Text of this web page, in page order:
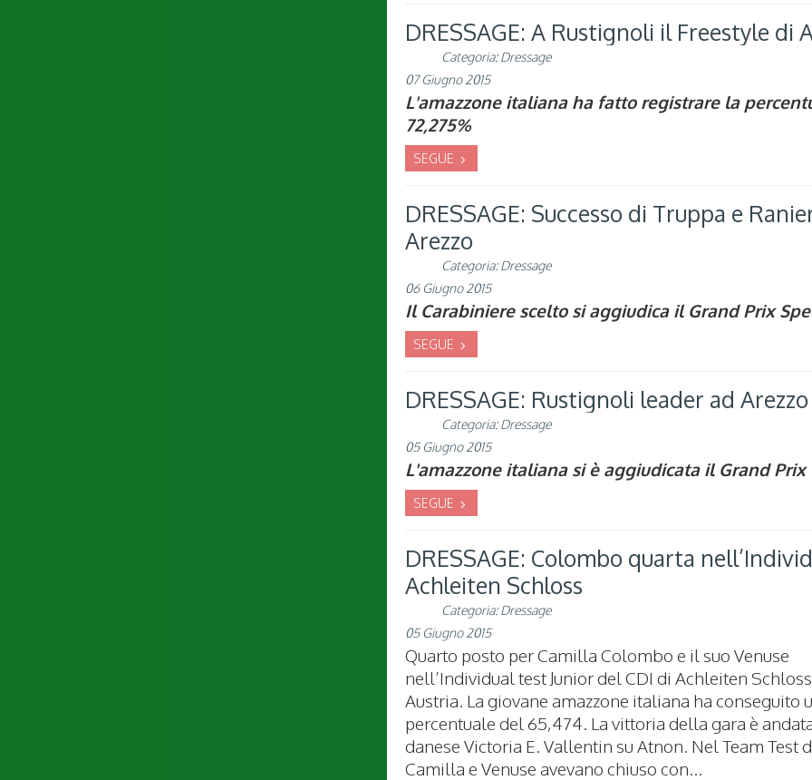
DRESSAGE: A Rustignoli il Freestyle di
Categoria:Dressage
07 Giugno 2015
L'amazzone italiana ha fatto registrare la
72,275%
SEGUE
DRESSAGE: Successo di Truppa e
Arezzo
Categoria:Dressage
06 Giugno 2015
Il Carabiniere scelto si aggiudica il Grand Prix
SEGUE
DRESSAGE: Rustignoli leader ad Arezzo
Categoria:Dressage
05 Giugno 2015
L'amazzone italiana si è aggiudicata il Grand Prix
SEGUE
DRESSAGE: Colombo quarta
Achleiten Schloss
Categoria:Dressage
05 Giugno 2015
Quarto posto per Camilla Colombo e il suo Venuse
nell’Individual test Junior del CDI di Achleiten
Austria. La giovane amazzone italiana ha conseguito
percentuale del 65,474. La vittoria della gara è
danese Victoria E. Vallentin su Atnon. Nel Team Test
Camilla e Venuse avevano chiuso con...